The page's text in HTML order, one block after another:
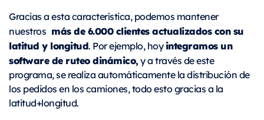
Gracias a esta característica, podemos mantener
nuestros más de 6.000 clientes actualizados con su
latitud y longitud. Por ejemplo, hoyintegramos un
software de ruteo dinámico,y a través de este
programa, se realiza automáticamente la distribución de
los pedidos en los camiones, todo esto gracias a la
latitud+longitud.